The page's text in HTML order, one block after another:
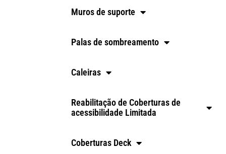
Muros de suporte
Palas de sombreamento
Caleiras
Reabilitação de Coberturas de
acessibilidade Limitada
Coberturas Deck